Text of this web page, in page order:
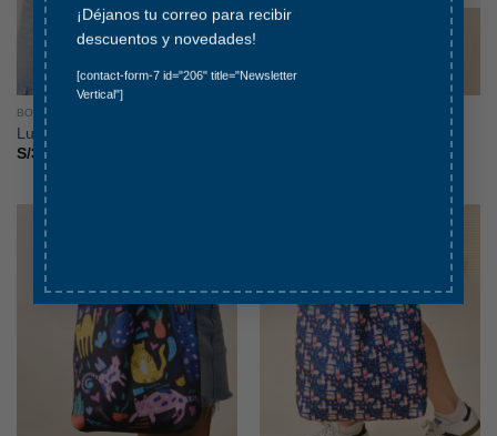
¡Déjanos tu correo para recibir
descuentos y novedades!
[contact-form-7 id="206" title="Newsletter
Vertical"]
BOLSAS DE TELA
Luzgga – Flores
S/35.00